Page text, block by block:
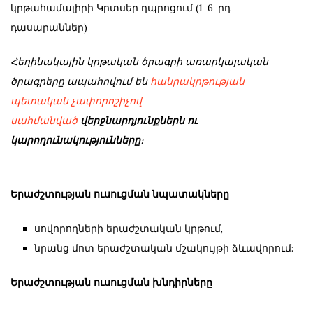
կրթահամալիրի Կրտսեր դպրոցում (1-6-րդ
դասարաններ)
Հեղինակային կրթական ծրագրի առարկայական
ծրագրերը ապահովում ենհանրակրթության
պետական չափորոշիչով
սահմանված վերջնարդյունքներն ու
կարողունակությունները։
Երաժշտության ուսուցման նպատակները
սովորողների երաժշտական կրթում,
նրանց մոտ երաժշտական մշակույթի ձևավորում:
Երաժշտության ուսուցման խնդիրները